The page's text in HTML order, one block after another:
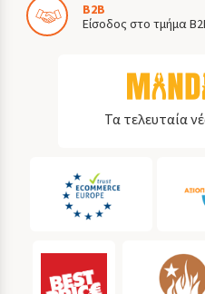
B2B
Είσοδος στο τμήμα
Τα τελευταία